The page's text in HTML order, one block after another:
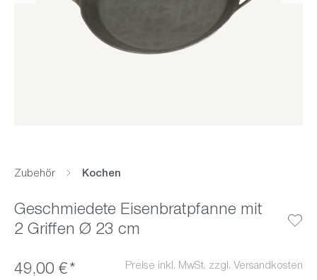
Zubehör Kochen
Geschmiedete Eisenbratpfanne mit
2 Griffen Ø 23 cm
49,00 €* Preise inkl. MwSt. zzgl. Versandkosten